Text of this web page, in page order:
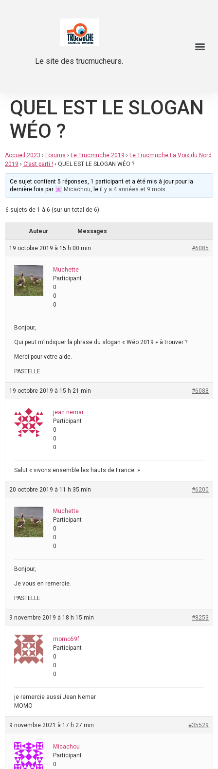
Le site des trucmucheurs.
QUEL EST LE SLOGAN
WÉO ?
Accueil 2023 › Forums › Le Trucmuche 2019 › Le Trucmuche La Voix du Nord
2019 › C’est parti ! › QUEL EST LE SLOGAN WÉO ?
Ce sujet contient 5 réponses, 1 participant et a été mis à jour pour la
dernière fois par
Micachou, le il y a 4 années et 9 mois.
6 sujets de 1 à 6 (sur un total de 6)
Auteur Messages
19 octobre 2019 à 15 h 00 min #6085
Muchette
Participant
0
0
0
Bonjour,
Qui peut m’indiquer la phrase du slogan « Wéo 2019 » à trouver ?
Merci pour votre aide.
PASTELLE
19 octobre 2019 à 15 h 21 min #6088
jean nemar
Participant
0
0
0
Salut « vivons ensemble les hauts de France »
20 octobre 2019 à 11 h 35 min #6200
Muchette
Participant
0
0
0
Bonjour,
Je vous en remercie.
PASTELLE
9 novembre 2019 à 18 h 15 min #8253
momo59f
Participant
0
0
0
je remercie aussi Jean Nemar
MOMO
9 novembre 2021 à 17 h 27 min #35529
Micachou
Participant
0